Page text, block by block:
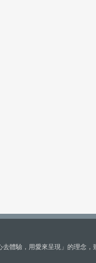
去體驗，用愛來呈現」的理念